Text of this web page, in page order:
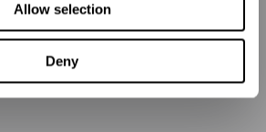
Allow selection
Deny